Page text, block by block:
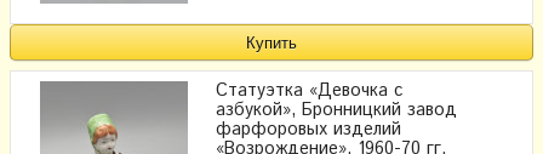
Статуэтка «Девочка с
азбукой», Бронницкий завод
фарфоровых изделий